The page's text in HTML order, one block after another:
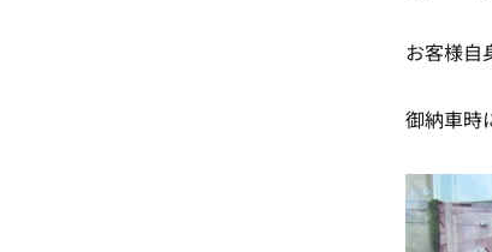
お客様自
御納車時